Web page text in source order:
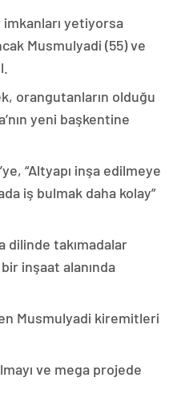
yetiyorsa
Musmulyadi (55) ve
orangutanların olduğu
yeni başkentine
“Altyapı inşa edilmeye
iş bulmak daha kolay”
dilinde takımadalar
inşaat alanında
Musmulyadi kiremitleri
ve mega projede